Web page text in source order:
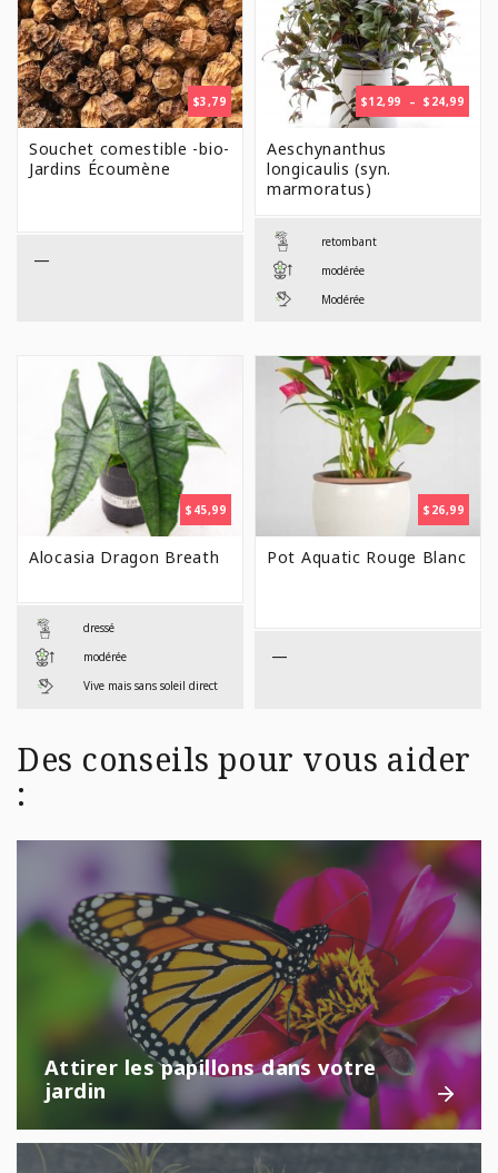
$3,79
Souchet comestible -bio-
Jardins Écoumène
—
$12,99 – $ 24,99
DE
Aeschynanthus
longicaulis (syn.
marmoratus)
retombant
modérée
Modérée
$ 45,99
Alocasia Dragon Breath
dressé
modérée
Vive mais sans soleil direct
$ 26,99
Pot Aquatic Rouge Blanc
—
Des conseils pour vous aider
:
Attirer les papillons dans votre
jardin